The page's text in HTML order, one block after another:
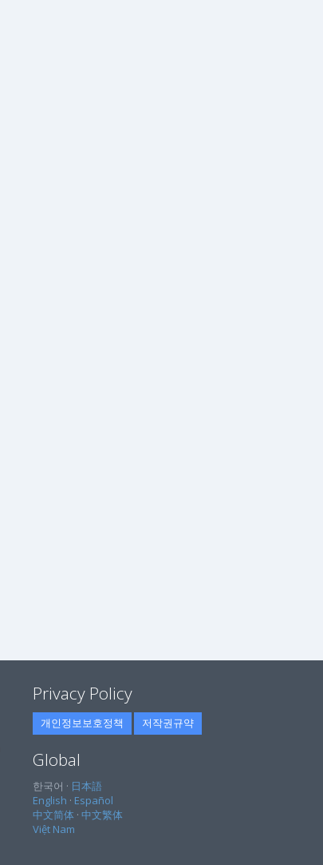
Privacy Policy
개인정보보호정책 저작권규약
Global
한국어 · 日本語
English · Español
中文简体 · 中文繁体
Việt Nam